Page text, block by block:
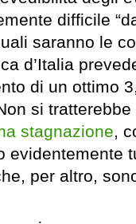
difficile
saranno le
d’Italia
di un ottimo
si
stagnazione,
evidentemente
per altro,